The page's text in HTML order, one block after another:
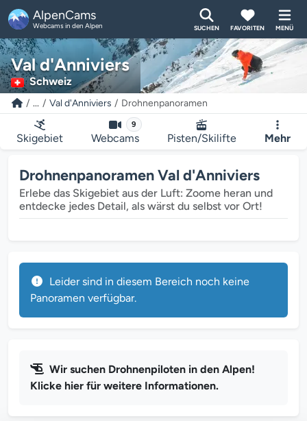
AlpenCams
Webcams in den Alpen SUCHEN FAVORITEN MENÜ
Val d'Anniviers
Schweiz
... Val d'Anniviers Drohnenpanoramen
Skigebiet
9
Webcams Pisten/Skilifte Mehr
Drohnenpanoramen Val d'Anniviers
Erlebe das Skigebiet aus der Luft: Zoome heran und
entdecke jedes Detail, als wärst du selbst vor Ort!
Leider sind in diesem Bereich noch keine
Panoramen verfügbar.
Wir suchen Drohnenpiloten in den Alpen!
Klicke hier für weitere Informationen.